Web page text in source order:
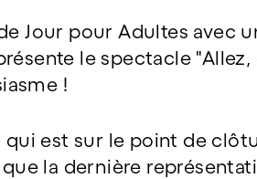
Jour pour Adultes avec
le spectacle
!
est sur le point de
la dernière